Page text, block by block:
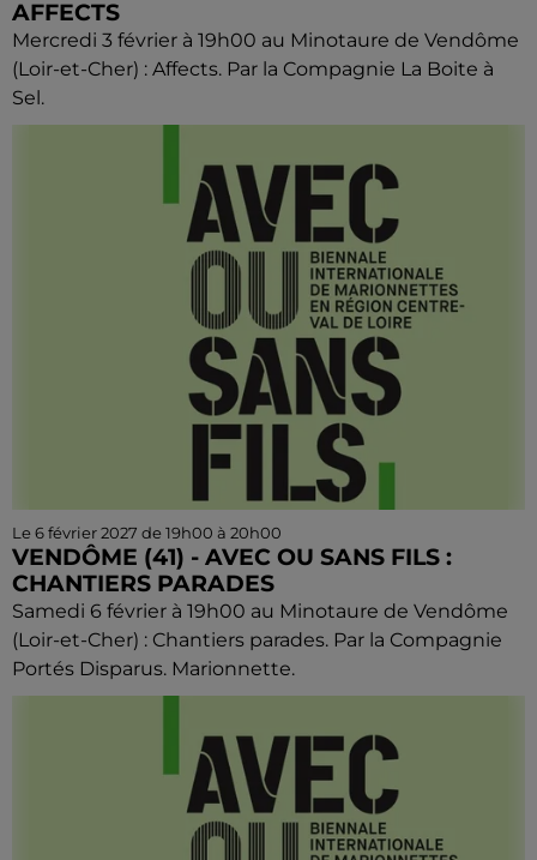
AFFECTS
Mercredi 3 février à 19h00 au Minotaure de Vendôme
(Loir-et-Cher) : Affects. Par la Compagnie La Boite à
Sel.
Le 6 février 2027 de 19h00 à 20h00
VENDÔME (41) - AVEC OU SANS FILS :
CHANTIERS PARADES
Samedi 6 février à 19h00 au Minotaure de Vendôme
(Loir-et-Cher) : Chantiers parades. Par la Compagnie
Portés Disparus. Marionnette.